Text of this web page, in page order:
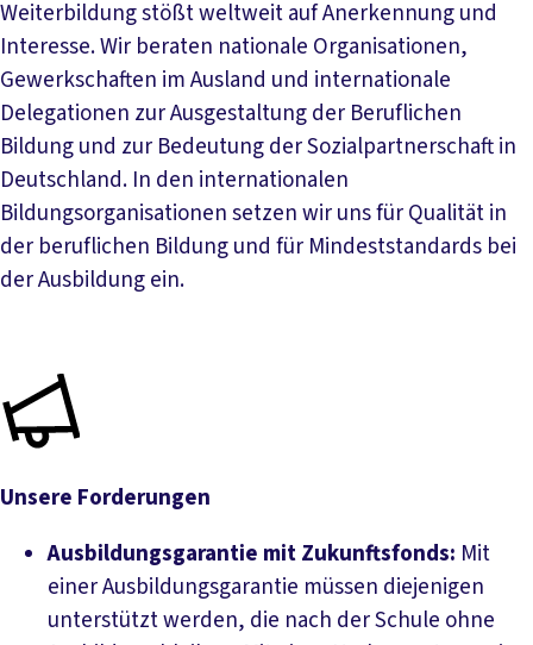
Weiterbildung stößt weltweit auf Anerkennung und
Interesse. Wir beraten nationale Organisationen,
Gewerkschaften im Ausland und internationale
Delegationen zur Ausgestaltung der Beruflichen
Bildung und zur Bedeutung der Sozialpartnerschaft in
Deutschland. In den internationalen
Bildungsorganisationen setzen wir uns für Qualität in
der beruflichen Bildung und für Mindeststandards bei
der Ausbildung ein.
Unsere Forderungen
Ausbildungsgarantie mit Zukunftsfonds: Mit
einer Ausbildungsgarantie müssen diejenigen
unterstützt werden, die nach der Schule ohne